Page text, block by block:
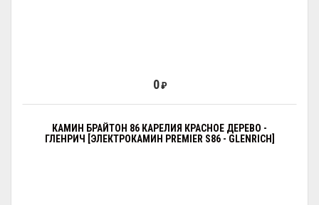
0₽
КАМИН БРАЙТОН 86 КАРЕЛИЯ КРАСНОЕ ДЕРЕВО -
ГЛЕНРИЧ [ЭЛЕКТРОКАМИН PREMIER S86 - GLENRICH]